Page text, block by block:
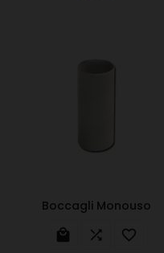
Boccagli Monouso
  